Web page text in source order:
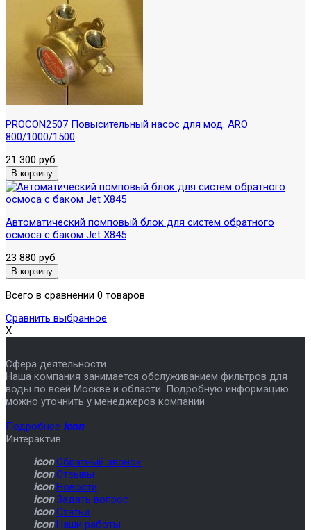
PROCON2507 Повысительный насос для мод. ARO
800/1000/1500
21 300 руб
Автоматический помповый блок для систем обратного
осмоса с баком Jet X845
23 880 руб
Всего в сравнении 0 товаров
Сравнить выбранное
X
Сфера деятельности
Наша компания занимается обслуживанием фильтров для
воды по всей Москве и области. Подробную информацию
можно уточнить у менеджеров компании
Подробнее icon
Интерактив
icon Обратный звонок
icon Отзывы
icon Новости
icon Задать вопрос
icon Статьи
icon Наши работы